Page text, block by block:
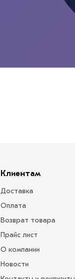
Клиентам
Доставка
Оплата
Возврат товара
Прайс лист
О компании
Новости